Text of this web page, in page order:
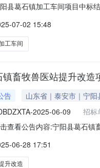
县葛石镇加工车间项目中标
标的信息本项目为宁阳县葛
花六、代理服务收
07-02 15:48
工车间
畜牧兽医站提升改造
告 山东省｜泰安市｜宁阳
2025-06-09 招标
查看公告内容:宁阳县葛石
人民政府。本项目已具备招
06-28 17:51
升改造